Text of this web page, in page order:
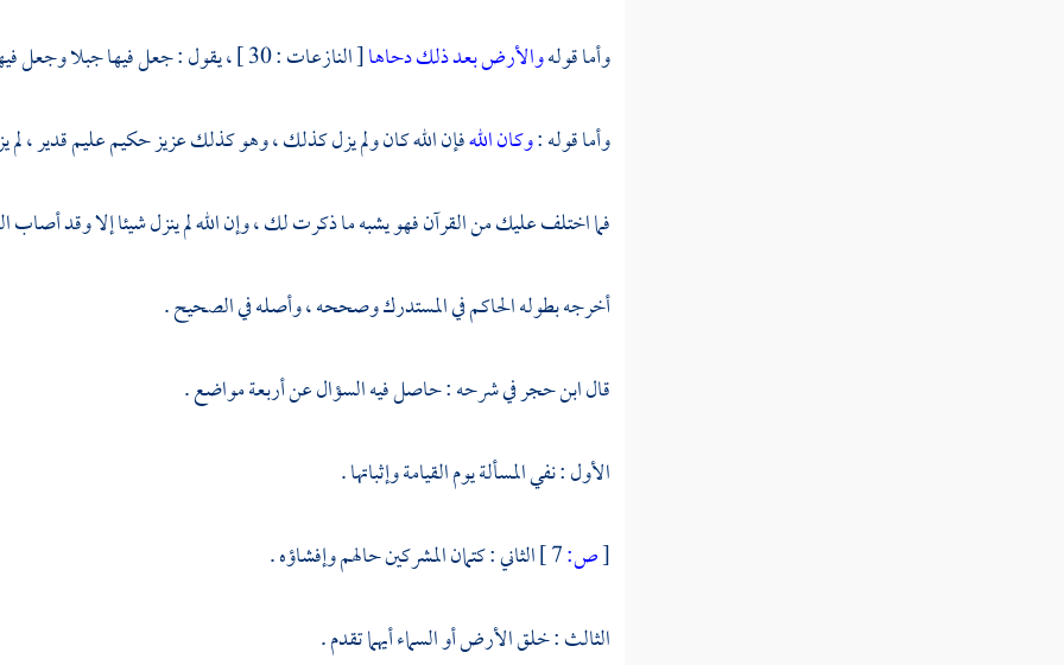
وأما قولهوالأرض بعد ذلك دحاها[ النازعات : 30 ] ، يقول : جعل فيها جبلا وجعل فيها نهرا ، وجعل فيها شجرا ، وجعل فيها بحورا .
وأما قوله :وكان اللهفإن الله كان ولم يزل كذلك ، وهو كذلك عزيز حكيم عليم قدير ،
فما اختلف عليك من القرآن فهو يشبه ما ذكرت لك ، وإن الله لم ينزل شيئا إلا وقد أصاب
أخرجه بطولهالحاكمفي المستدرك وصححه ، وأصله في الصحيح .
قالابن حجرفي شرحه : حاصل فيه السؤال عن أربعة مواضع .
الأول : نفي المسألة يوم القيامة وإثباتها .
[ص:
الثاني : كتمان المشركين حالهم وإفشاؤه .
الثالث : خلق الأرض أو السماء أيهما تقدم .